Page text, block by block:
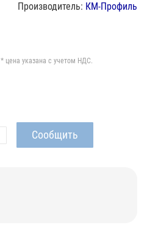
Производитель: КМ-Профиль
* цена указана с учетом НДС.